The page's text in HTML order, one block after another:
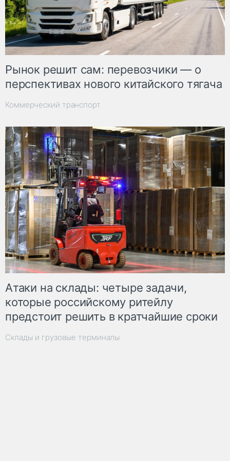
Рынок решит сам: перевозчики — о
перспективах нового китайского тягача
Коммерческий транспорт
Атаки на склады: четыре задачи,
которые российскому ритейлу
предстоит решить в кратчайшие сроки
Склады и грузовые терминалы